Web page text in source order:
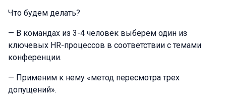
Что будем делать?
— В командах из 3-4 человек выберем один из
ключевых HR-процессов в соответствии с темами
конференции.
— Применим к нему «метод пересмотра трех
допущений».